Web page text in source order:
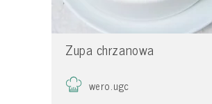
Zupa chrzanowa
wero.ugc